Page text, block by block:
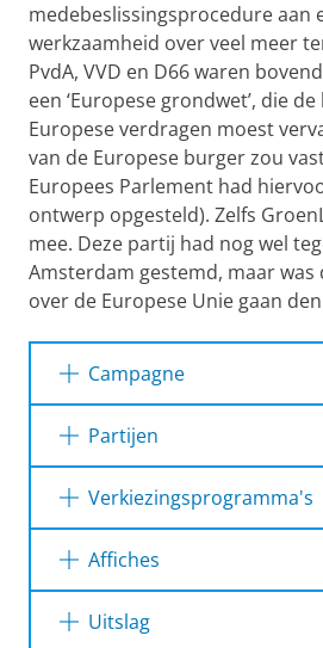
medebeslissingsprocedure aan
werkzaamheid over veel meer
PvdA, VVD en D66 waren
een ‘Europese grondwet’, die
Europese verdragen moest
van de Europese burger zou
Europees Parlement had
ontwerp opgesteld). Zelfs
mee. Deze partij had nog wel
Amsterdam gestemd, maar
over de Europese Unie gaan
Campagne
Europese
campagne
Literatuur
man, 'Kroniek 1999. Overzicht
partijpolitieke
1999
Documentatiecentrum
Partijen
Europese
deelnemende
lijsttrekker
Aan de Europese
in Nederland namen de
partijen deel:
Verkiezingsprogramma's
Verkiezingsprogramma's
Affiches
Affiches
Uitslag